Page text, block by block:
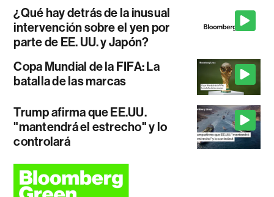
¿Qué hay detrás de la inusual
intervención sobre el yen por
parte de EE. UU. y Japón?
Copa Mundial de la FIFA: La
batalla de las marcas
Trump afirma que EE.UU.
"mantendrá el estrecho" y lo
controlará